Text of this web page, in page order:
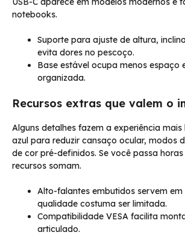
notebooks.
Suporte para ajuste de altura,
evita dores no pescoço.
Base estável ocupa menos espaço
organizada.
Recursos extras que valem o
Alguns detalhes fazem a experiência mais
azul para reduzir cansaço ocular, modos
de cor pré-definidos. Se você passa
recursos somam.
Alto-falantes embutidos servem
qualidade costuma ser limitada.
Compatibilidade VESA facilita
articulado.